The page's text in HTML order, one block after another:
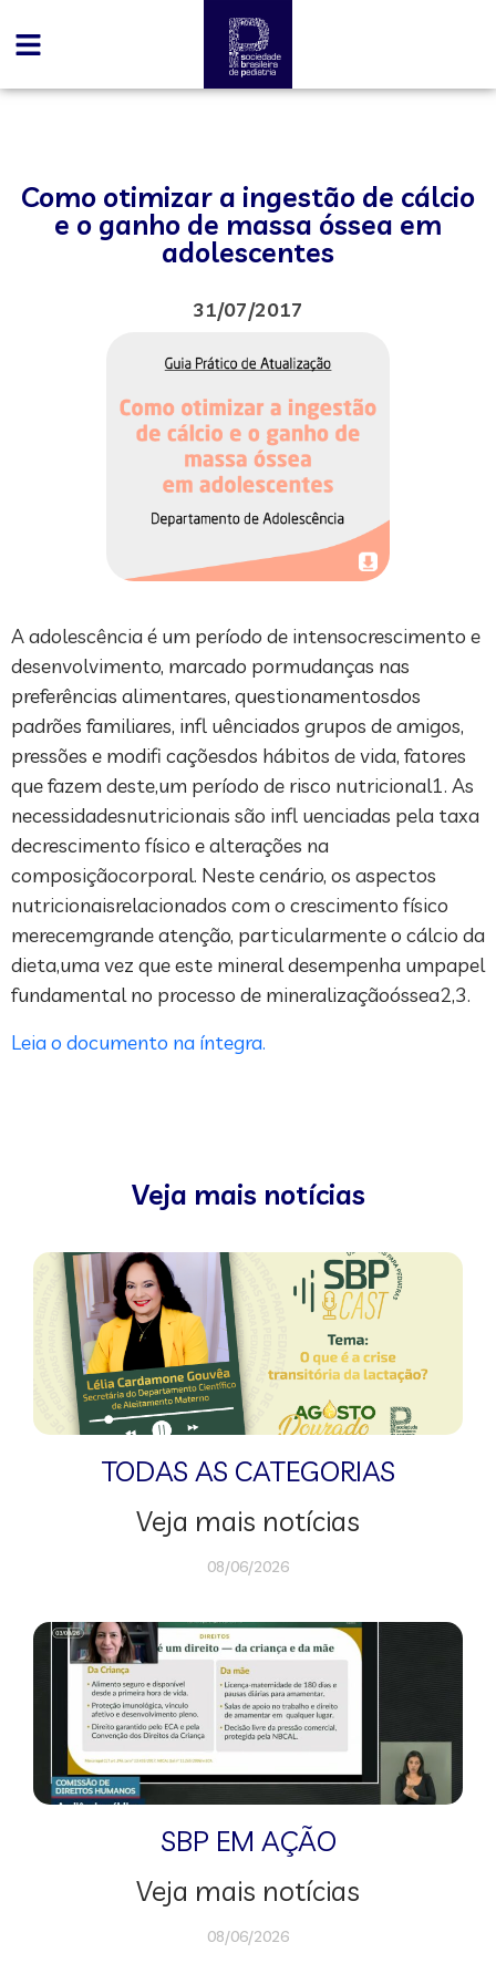
Como otimizar a ingestão de cálcio
e o ganho de massa óssea em
adolescentes
31/07/2017
A adolescência é um período de intensocrescimento e
desenvolvimento, marcado pormudanças nas
preferências alimentares, questionamentosdos
padrões familiares, infl uênciados grupos de amigos,
pressões e modifi caçõesdos hábitos de vida, fatores
que fazem deste,um período de risco nutricional1. As
necessidadesnutricionais são infl uenciadas pela taxa
decrescimento físico e alterações na
composiçãocorporal. Neste cenário, os aspectos
nutricionaisrelacionados com o crescimento físico
merecemgrande atenção, particularmente o cálcio da
dieta,uma vez que este mineral desempenha umpapel
fundamental no processo de mineralizaçãoóssea2,3.
Leia o documento na íntegra.
Veja mais notícias
TODAS AS CATEGORIAS
Veja mais notícias
08/06/2026
SBP EM AÇÃO
Veja mais notícias
08/06/2026